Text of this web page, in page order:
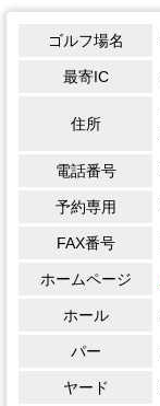
ゴルフ場名
最寄IC
住所
電話番号
予約専用
FAX番号
ホームページ
ホール
パー
ヤード